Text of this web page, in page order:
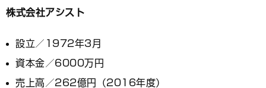
株式会社アシスト
設立／1972年3月
資本金／6000万円
売上高／262億円（2016年度）